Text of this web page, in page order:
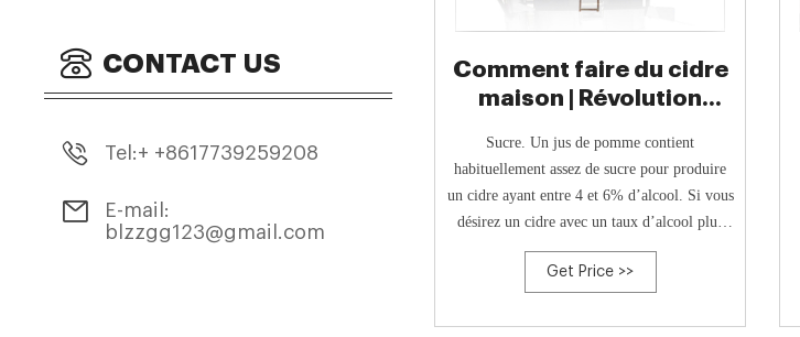
CONTACT US
Tel:+ +8617739259208
E-mail:
blzzgg123@gmail.com
Comment faire du cidre
maison | Révolution
Sucre. Un jus de pomme contient
habituellement assez de sucre pour produire
un cidre ayant entre 4 et 6% d’alcool. Si vous
désirez un cidre avec un taux d’alcool plus
élevé, vous pouvez ajouter du sucre, du miel
ou du sirop d’érable en début de
Get Price >>